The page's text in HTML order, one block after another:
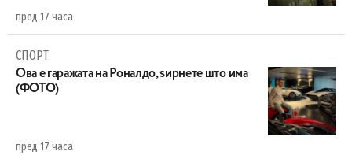
пред 17 часа
СПОРТ
Ова е гаражата на Роналдо, ѕирнете што има
(ФОТО)
пред 17 часа